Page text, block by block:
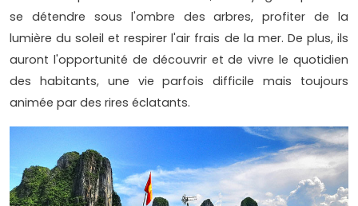
se détendre sous l'ombre des arbres, profiter de la
lumière du soleil et respirer l'air frais de la mer. De plus, ils
auront l'opportunité de découvrir et de vivre le quotidien
des habitants, une vie parfois difficile mais toujours
animée par des rires éclatants.